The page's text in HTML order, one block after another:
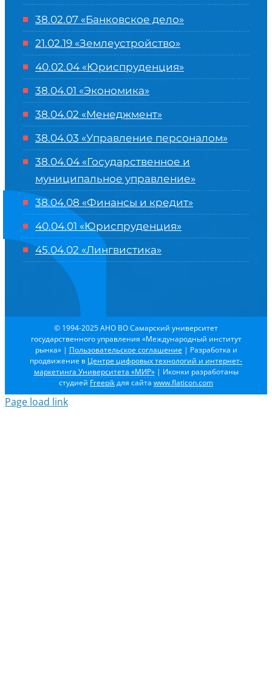
38.02.07 «Банковское дело»
21.02.19 «Землеустройство»
40.02.04 «Юриспруденция»
38.04.01 «Экономика»
38.04.02 «Менеджмент»
38.04.03 «Управление персоналом»
38.04.04 «Государственное и
муниципальное управление»
38.04.08 «Финансы и кредит»
40.04.01 «Юриспруденция»
45.04.02 «Лингвистика»
© 1994-2025 АНО ВО Самарский университет
государственного управления «Международный институт
рынка» | Пользовательское соглашение | Разработка и
продвижение в Центре цифровых технологий и интернет-
маркетинга Университета «МИР»| Иконки разработаны
студией Freepikдля сайта www.flaticon.com
Page load link